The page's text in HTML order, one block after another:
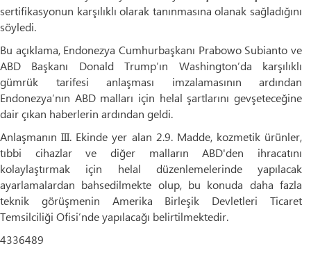
sertifikasyonun karşılıklı olarak tanınmasına olanak sağladığını
söyledi.
Bu açıklama, Endonezya Cumhurbaşkanı Prabowo Subianto ve
ABD Başkanı Donald Trump’ın Washington’da karşılıklı
gümrük tarifesi anlaşması imzalamasının ardından
Endonezya’nın ABD malları için helal şartlarını gevşeteceğine
dair çıkan haberlerin ardından geldi.
Anlaşmanın III. Ekinde yer alan 2.9. Madde, kozmetik ürünler,
tıbbi cihazlar ve diğer malların ABD'den ihracatını
kolaylaştırmak için helal düzenlemelerinde yapılacak
ayarlamalardan bahsedilmekte olup, bu konuda daha fazla
teknik görüşmenin Amerika Birleşik Devletleri Ticaret
Temsilciliği Ofisi’nde yapılacağı belirtilmektedir.
4336489